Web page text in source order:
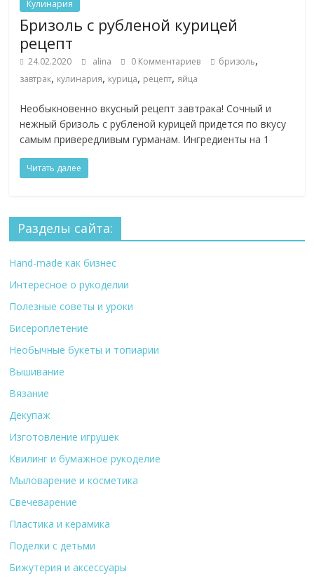
Кулинария
Бризоль с рубленой курицей
рецепт
24.02.2020 alina 0 Комментариев бризоль,
завтрак, кулинария, курица, рецепт, яйца
Необыкновенно вкусный рецепт завтрака! Сочный и
нежный бризоль с рубленой курицей придется по вкусу
самым привередливым гурманам. Ингредиенты на 1
Читать далее
Разделы сайта:
Hand-made как бизнес
Интересное о рукоделии
Полезные советы и уроки
Бисероплетение
Необычные букеты и топиарии
Вышивание
Вязание
Декупаж
Изготовление игрушек
Квилинг и бумажное рукоделие
Мыловарение и косметика
Свечеварение
Пластика и керамика
Поделки с детьми
Бижутерия и аксессуары